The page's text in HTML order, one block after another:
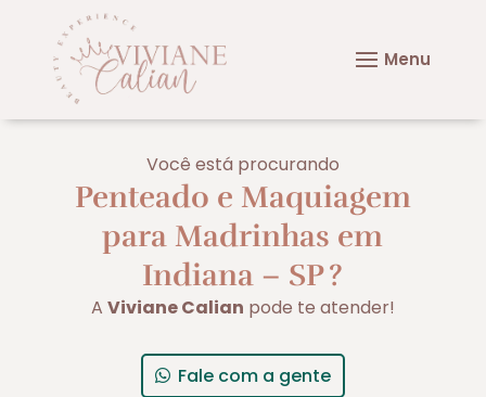
Você está procurando
Penteado e Maquiagem
para Madrinhas em
Indiana – SP?
A Viviane Calian pode te atender!
Fale com a gente